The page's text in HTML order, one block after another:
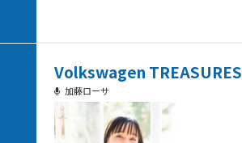
Volkswagen TREASURES
加藤ローサ